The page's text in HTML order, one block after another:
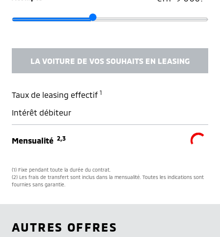
LA VOITURE DE VOS SOUHAITS EN LEASING
Taux de leasing effectif 1
Intérêt débiteur
Mensualité 2,3
(1) Fixe pendant toute la durée du contrat.
(2) Les frais de transfert sont inclus dans la mensualité. Toutes les indications sont
fournies sans garantie.
AUTRES OFFRES